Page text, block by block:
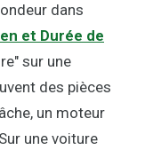
dans
et Durée de
sur une
des pièces
un moteur
une voiture